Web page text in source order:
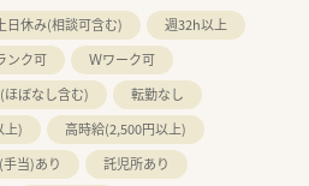
日休み(相談可含む)
週32h以上
ンク可
Ｗワーク可
ぼなし含む)
転勤なし
上)
高時給(2,500円以上)
当)あり
託児所あり